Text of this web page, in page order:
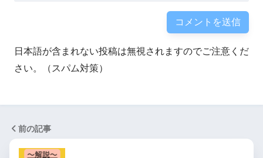
日本語が含まれない投稿は無視されますのでご注意くだ
さい。（スパム対策）
前の記事